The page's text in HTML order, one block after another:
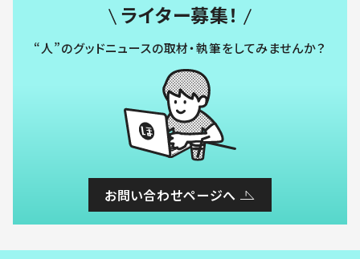
ライター募集！
“人”のグッドニュースの取材・執筆をしてみませんか？
お問い合わせページへ